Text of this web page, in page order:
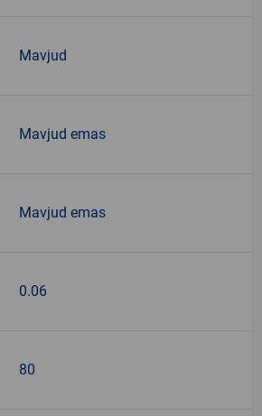
Mavjud
Mavjud emas
Mavjud emas
0.06
80